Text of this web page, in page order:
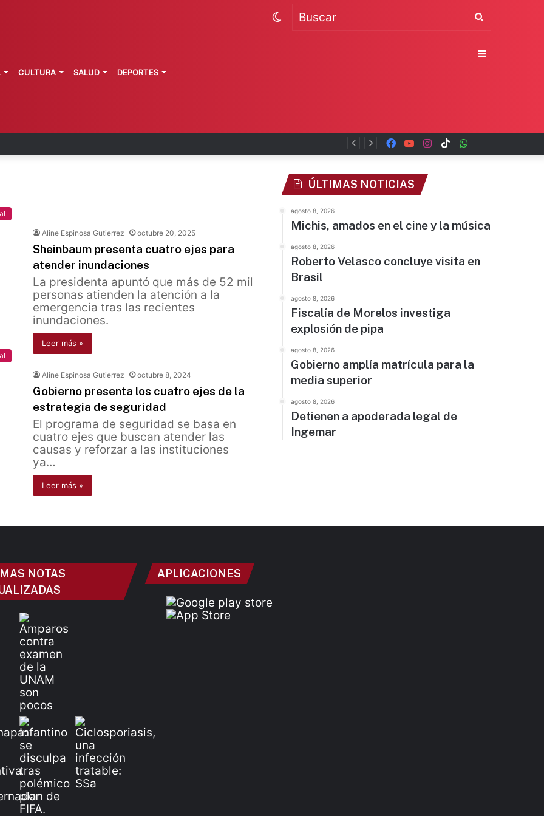
Morelos investiga explosión de pipa TikTok
Instagram
YouTube
Facebook
CULTURA SALUD DEPORTES
Switch
Aline Espinosa Gutierrez octubre 20, 2025
Sheinbaum presenta cuatro ejes para
atender inundaciones
La presidenta apuntó que más de 52 mil
personas atienden la atención a la
emergencia tras las recientes
inundaciones.
Leer más »
Aline Espinosa Gutierrez octubre 8, 2024
Gobierno presenta los cuatro ejes de la
estrategia de seguridad
El programa de seguridad se basa en
cuatro ejes que buscan atender las
causas y reforzar a las instituciones
ya…
Leer más »
ÚLTIMAS NOTICIAS
agosto 8, 2026
Michis, amados en el cine y la música
agosto 8, 2026
Roberto Velasco concluye visita en
Brasil
agosto 8, 2026
Fiscalía de Morelos investiga
explosión de pipa
agosto 8, 2026
Gobierno amplía matrícula para la
media superior
agosto 8, 2026
Detienen a apoderada legal de
Ingemar
NOTAS
APLICACIONES